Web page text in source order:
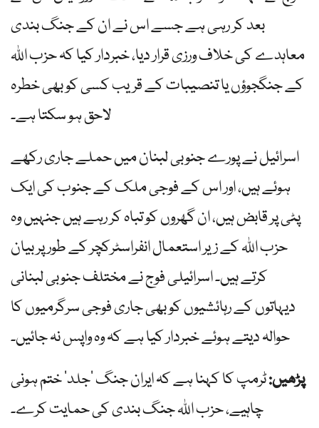
بعد کر رہی ہے جسے اس نے ان کے جنگ بندی
معاہدے کی خلاف ورزی قرار دیا، خبردار کیا کہ حزب اللہ
کے جنگجوؤں یا تنصیبات کے قریب کسی کو بھی خطرہ
لاحق ہو سکتا ہے۔
اسرائیل نے پورے جنوبی لبنان میں حملے جاری رکھے
ہوئے ہیں، اور اس کے فوجی ملک کے جنوب کی ایک
پٹی پر قابض ہیں، ان گھروں کو تباہ کر رہے ہیں جنہیں وہ
حزب اللہ کے زیر استعمال انفراسٹرکچر کے طور پر بیان
کرتے ہیں۔ اسرائیلی فوج نے مختلف جنوبی لبنانی
دیہاتوں کے رہائشیوں کو بھی جاری فوجی سرگرمیوں کا
حوالہ دیتے ہوئے خبردار کیا ہے کہ وہ واپس نہ جائیں۔
پڑھیں:ٹرمپ کا کہنا ہے کہ ایران جنگ ‘جلد’ ختم ہونی
چاہیے، حزب اللہ جنگ بندی کی حمایت کرے۔